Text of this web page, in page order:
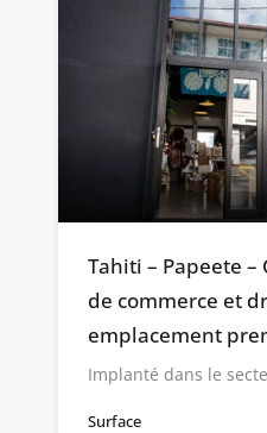
Tahiti – Papeete –
de commerce et
emplacement
Implanté dans le
Surface